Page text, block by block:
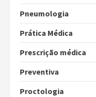
Pneumologia
Prática Médica
Prescrição médica
Preventiva
Proctologia